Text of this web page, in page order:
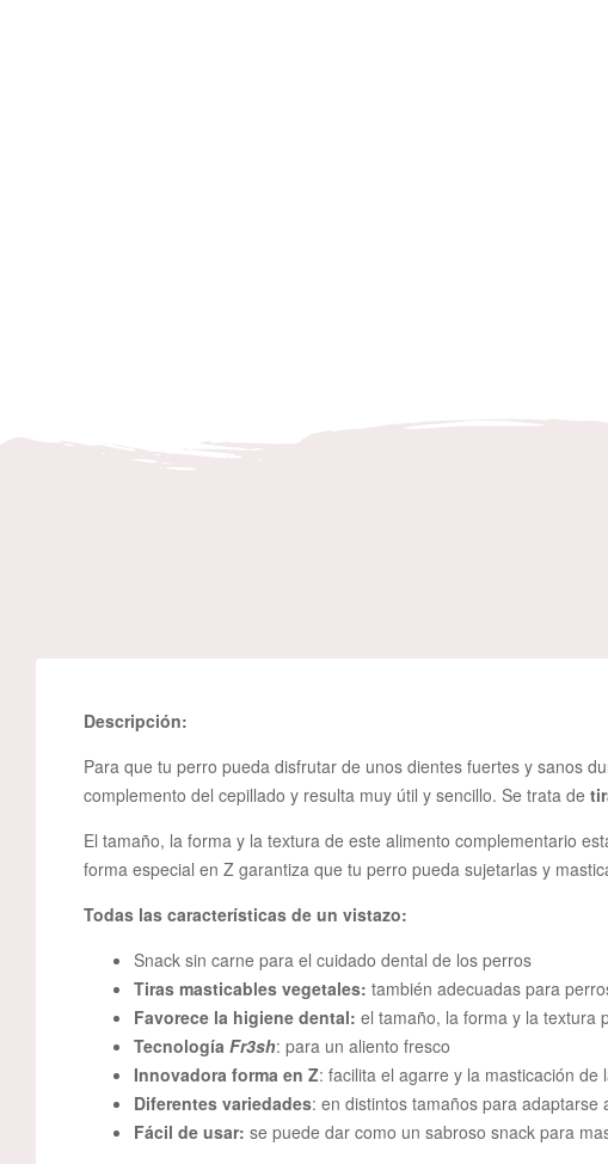
Descripción:
Para que tu perro pueda disfrutar de unos dientes fuertes y sanos
complemento del cepillado y resulta muy útil y sencillo. Se trata de
El tamaño, la forma y la textura de este alimento complementario
forma especial en Z garantiza que tu perro pueda sujetarlas y
Todas las características de un vistazo:
Snack sin carne para el cuidado dental de los perros
Tiras masticables vegetales: también adecuadas para
Favorece la higiene dental: el tamaño, la forma y la textura
Tecnología Fr3sh: para un aliento fresco
Innovadora forma en Z: facilita el agarre y la masticación de
Diferentes variedades: en distintos tamaños para
Fácil de usar: se puede dar como un sabroso snack para